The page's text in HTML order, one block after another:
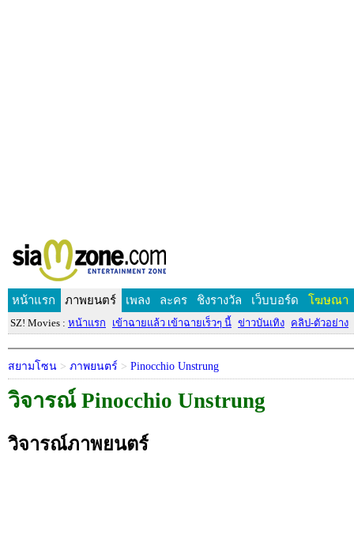
หน้าแรก ภาพยนตร์ เพลง ละคร ชิงรางวัล เว็บบอร์ด โฆษณา
SZ! Movies : หน้าแรก เข้าฉายแล้ว เข้าฉายเร็วๆ นี้ ข่าวบันเทิง คลิป-ตัวอย่าง
สยามโซน > ภาพยนตร์ > Pinocchio Unstrung
วิจารณ์ Pinocchio Unstrung
วิจารณ์ภาพยนตร์